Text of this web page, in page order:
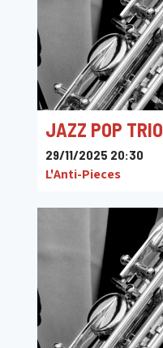
JAZZ POP TRIO
29/11/2025 20:30
L'Anti-Pieces